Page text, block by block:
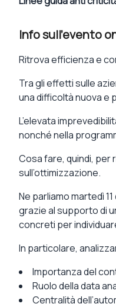
Info sull'evento
Ritrova efficienza e
Tra gli effetti sulle
unadifficoltà nuova e
L’elevata
nonché nella
Cosa fare, quindi,
sull’ottimizzazione.
Ne parliamomartedì
grazie al supporto di
concreti per
In particolare,
Importanza del
Ruolo delladata
Centralità dell’